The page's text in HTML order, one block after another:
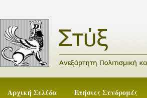
Αρχική Σελίδα Ετήσιες Συνδρομές